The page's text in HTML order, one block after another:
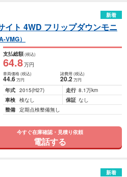
新着
イト 4WD フリップダウンモニ
VMG）
支払総額(税込)
64.8万円
車両価格(税込)
44.6万円
諸費用 (税込)
20.2 万円
年式 2015(H27) 走行 8.1万km
車検 検なし 保証 なし
整備 定期点検整備無し
今すぐ在庫確認・見積り依頼
電話する
新着